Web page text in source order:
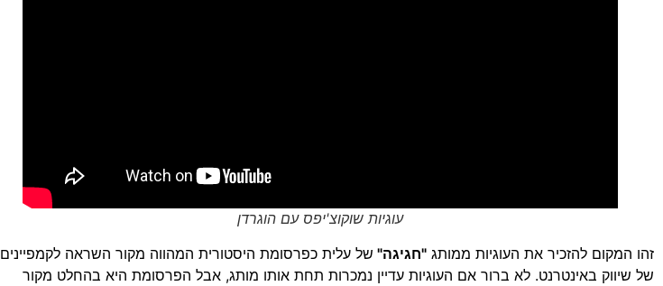
עוגיות שוקוצ'יפס עם הוגרדן
זהו המקום להזכיר את העוגיות ממותג "חגיגה" של עלית כפרסומת היסטורית המהווה מקור השראה לקמפיינים
של שיווק באינטרנט. לא ברור אם העוגיות עדיין נמכרות תחת אותו מותג, אבל הפרסומת היא בהחלט מקור